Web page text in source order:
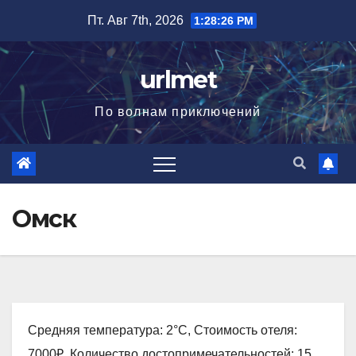
содержимому
Пт. Авг 7th, 2026 1:28:27 PM
urlmet
По волнам приключений
Омск
Средняя температура: 2°C, Стоимость отеля: